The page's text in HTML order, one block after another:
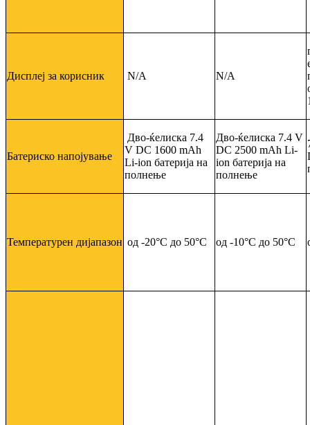
Дисплеj за корисник N/A N/A
Батериско напојување
Дво-ќелиска 7.4
V DC 1600 mAh
Li-ion батерија на
полнење
Дво-ќелиска 7.4 V
DC 2500 mAh Li-
ion батерија на
полнење
Температурен дијапазон од -20°C до 50°C од -10°C до 50°C